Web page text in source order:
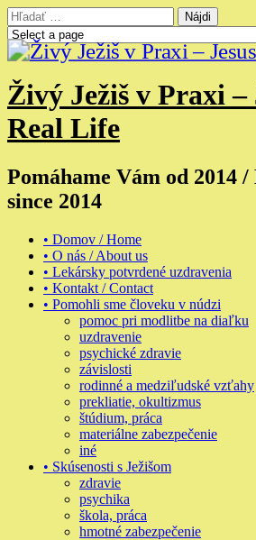
Skip
to
content
Hľadať:
Živý Ježiš v Praxi –
Real Life
Pomáhame Vám od 2014
since 2014
• Domov / Home
• O nás / About us
• Lekársky potvrdené uzdravenia
• Kontakt / Contact
• Pomohli sme človeku v núdzi
pomoc pri modlitbe na diaľku
uzdravenie
psychické zdravie
závislosti
rodinné a medziľudské vzťahy
prekliatie, okultizmus
štúdium, práca
materiálne zabezpečenie
iné
• Skúsenosti s Ježišom
zdravie
psychika
škola, práca
hmotné zabezpečenie